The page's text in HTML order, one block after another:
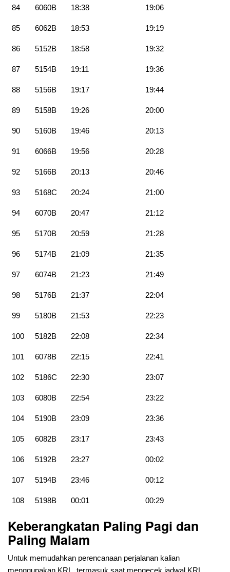
84 6060B 18:38 19:06
85 6062B 18:53 19:19
86 5152B 18:58 19:32
87 5154B 19:11 19:36
88 5156B 19:17 19:44
89 5158B 19:26 20:00
90 5160B 19:46 20:13
91 6066B 19:56 20:28
92 5166B 20:13 20:46
93 5168C 20:24 21:00
94 6070B 20:47 21:12
95 5170B 20:59 21:28
96 5174B 21:09 21:35
97 6074B 21:23 21:49
98 5176B 21:37 22:04
99 5180B 21:53 22:23
100 5182B 22:08 22:34
101 6078B 22:15 22:41
102 5186C 22:30 23:07
103 6080B 22:54 23:22
104 5190B 23:09 23:36
105 6082B 23:17 23:43
106 5192B 23:27 00:02
107 5194B 23:46 00:12
108 5198B 00:01 00:29
Keberangkatan Paling Pagi dan
Paling Malam
Untuk memudahkan perencanaan perjalanan kalian
menggunakan KRL, termasuk saat mengecek jadwal KRL